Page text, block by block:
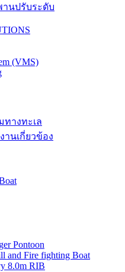
านปรับระดับ
(VMS)
างทะเล
านเกี่ยวข้อง
Pontoon
and Fire fighting Boat
8.0m RIB